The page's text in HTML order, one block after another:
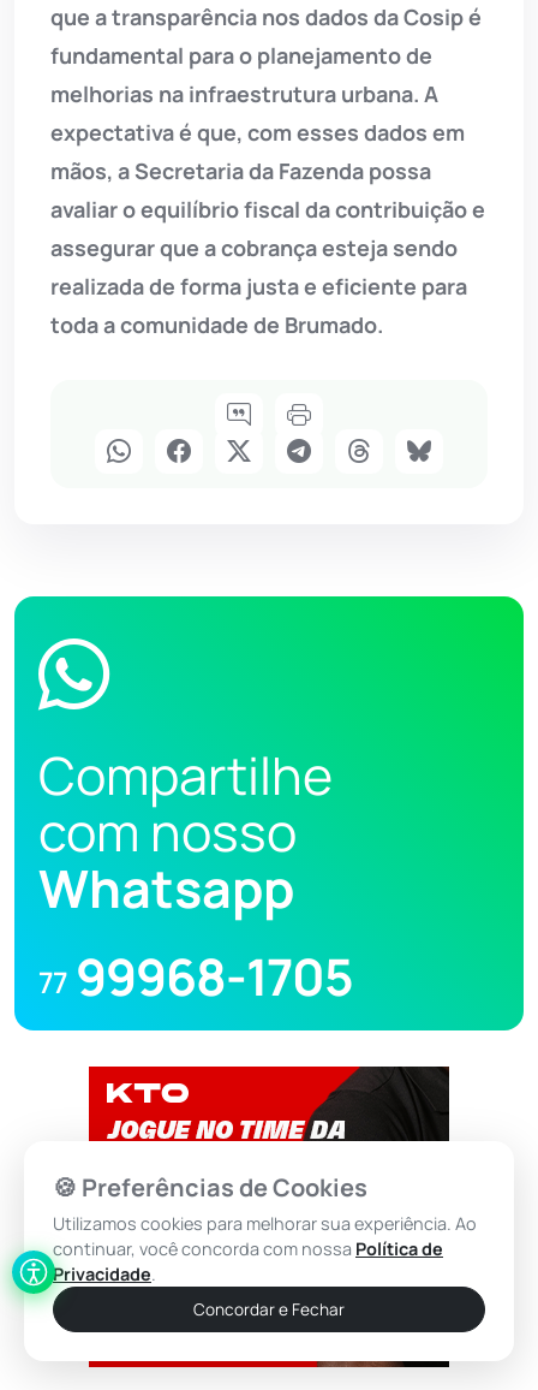
que a transparência nos dados da Cosip é
fundamental para o planejamento de
melhorias na infraestrutura urbana. A
expectativa é que, com esses dados em
mãos, a Secretaria da Fazenda possa
avaliar o equilíbrio fiscal da contribuição e
assegurar que a cobrança esteja sendo
realizada de forma justa e eficiente para
toda a comunidade de Brumado.
Compartilhe
com nosso
Whatsapp
77 99968-1705
🍪 Preferências de Cookies
Utilizamos cookies para melhorar sua experiência. Ao
continuar, você concorda com nossa Política de
Privacidade.
Concordar e Fechar